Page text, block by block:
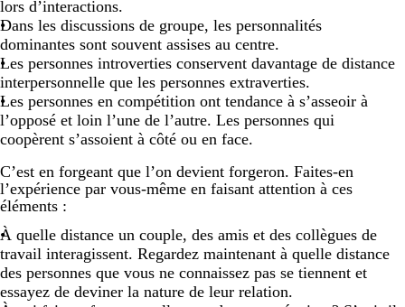
lors d’interactions.
Dans les discussions de groupe, les personnalités
dominantes sont souvent assises au centre.
Les personnes introverties conservent davantage de distance
interpersonnelle que les personnes extraverties.
Les personnes en compétition ont tendance à s’asseoir à
l’opposé et loin l’une de l’autre. Les personnes qui
coopèrent s’assoient à côté ou en face.
C’est en forgeant que l’on devient forgeron. Faites-en
l’expérience par vous-même en faisant attention à ces
éléments :
À quelle distance un couple, des amis et des collègues de
travail interagissent. Regardez maintenant à quelle distance
des personnes que vous ne connaissez pas se tiennent et
essayez de deviner la nature de leur relation.